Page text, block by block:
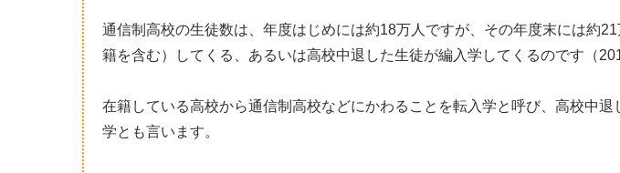
通信制高校の生徒数は、年度はじめには約18万人ですが、その年度末には約
籍を含む）してくる、あるいは高校中退した生徒が編入学してくるのです（
在籍している高校から通信制高校などにかわることを転入学と呼び、高校中
学とも言います。